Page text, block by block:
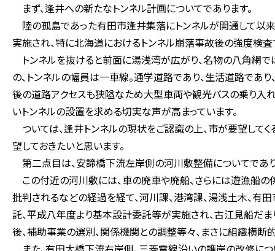
まず、逢井への新たなトンネル計画についてであります。
陸の孤島であった有田市逢井集落にトンネルが開通して以
実施され、特に北海道におけるトンネル崩落事故後の強度検
トンネルを抜けると前面に湯浅湾が広がり、名物の八角網
の、トンネルの幅員は一車線。通学道路であり、生活道路であ
後の道路アクセスも狭隘なため大型車両や観光バスの乗り入
いトンネルの設置を求める切実な声が高まっています。
ついては、逢井トンネルの現状をご認識の上、市が要望して
望しておきたいと思います。
第二点目は、安諦橋下流左岸側の河川敷整備についてであり
この付近の河川敷には、車の廃車や廃船、さらには遊漁船
批判されるなどの経過を経て、河川課、港湾課、湯浅土木、
託、平成八年度より基本設計委託等が実施され、古江見船だ
後、補助事業の選別、関係機関との調整等々、まさに組織横断